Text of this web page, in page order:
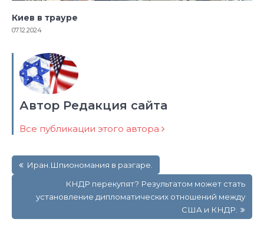
Киев в трауре
07.12.2024
Автор Редакция сайта
Все публикации этого автора
по Иран.Шпиономания в разгаре.
КНДР перекупят? Результатом может стать
установление дипломатических отношений между
США и КНДР.